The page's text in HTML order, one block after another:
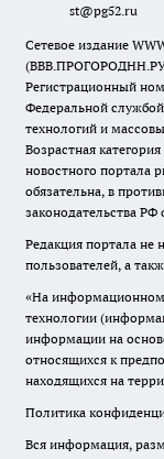
st@pg52.ru
Сетевое издание
Регистрационный
Федеральной
технологий и
Возрастная
новостного портала
обязательна, в
законодательства
Редакция портала не
пользователей, а
«На информационном
технологии
информации на
относящихся к
находящихся на
Политика
Вся информация,